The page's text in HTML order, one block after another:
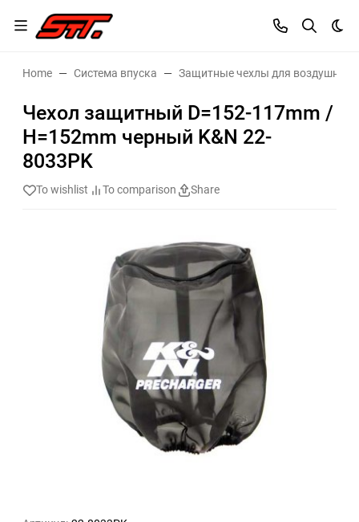
Home Система впуска Защитные чехлы для воздушных
Чехол защитный D=152-117mm /
H=152mm черный K&N 22-
8033PK
To wishlist To comparison Share